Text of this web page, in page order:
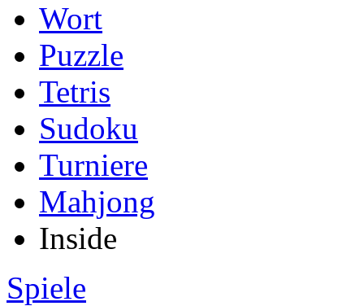
Wort
Puzzle
Tetris
Sudoku
Turniere
Mahjong
Inside
Spiele